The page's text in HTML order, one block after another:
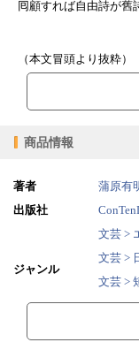
囘顧すれば自由詩が舊
（本文冒頭より抜粋）
商品情報
著者
蒲原有
出版社
ジャンル
文芸 >
文芸 >
文芸 >
無料文